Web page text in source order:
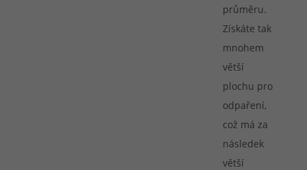
průměru.
Získáte tak
mnohem
větší
plochu pro
odpaření,
což má za
následek
větší